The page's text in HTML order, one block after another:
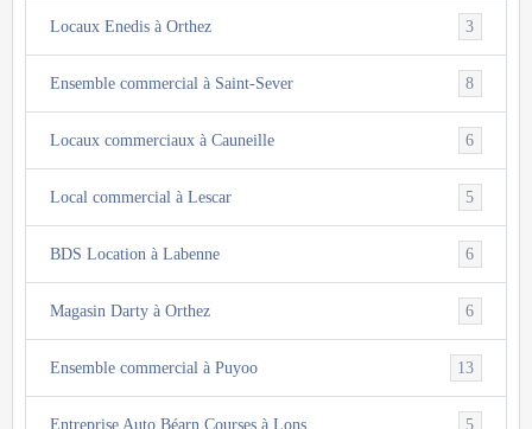
Locaux Enedis à Orthez 3
Ensemble commercial à Saint-Sever 8
Locaux commerciaux à Cauneille 6
Local commercial à Lescar 5
BDS Location à Labenne 6
Magasin Darty à Orthez 6
Ensemble commercial à Puyoo 13
Entreprise Auto Béarn Courses à Lons 5